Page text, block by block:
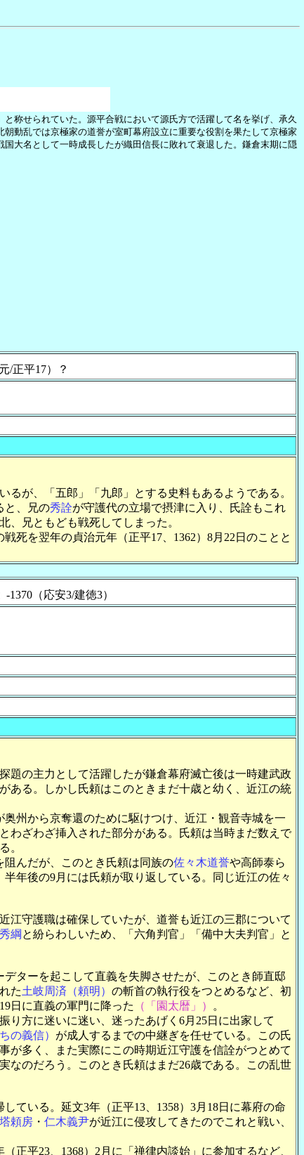
称せられていた。源平合戦において源氏方で活躍して名を挙げ、承久
動乱では京極家の道誉が室町幕府設立に重要な役割を果たして京極家
大名として一時成長したが織田信長に敗れて衰退した。鎌倉末期に隠
/正平17）？
るが、「五郎」「九郎」とする史料もあるようである。
と、兄の秀詮が守護代の立場で摂津に入り、氏詮もこれ
、兄ともども戦死してしまった。
戦死を翌年の貞治元年（正平17、1362）8月22日のことと
-1370（応安3/建徳3）
題の主力として活躍したが鎌倉幕府滅亡後は一時建武政
ある。しかし氏頼はこのときまだ十歳と幼く、近江の統
奥州から京奪還のために駆けつけ、近江・観音寺城を一
とわざわざ挿入された部分がある。氏頼は当時まだ数えで
。
阻んだが、このとき氏頼は同族の佐々木道誉や高師泰ら
年後の9月には氏頼が取り返している。同じ近江の佐々
江守護職は確保していたが、道誉も近江の三郡について
秀綱 と紛らわしいため、「六角判官」「備中大夫判官」と
デターを起こして直義を失脚させたが、このとき師直邸
た土岐周済（頼明） の斬首の執行役をつとめるなど、初
日に直義の軍門に降った
（「園太暦」）
。
方に迷いに迷い、迷ったあげく6月25日に出家して
の義信） が成人するまでの中継ぎを任せている。この氏
が多く、また実際にこの時期近江守護を信詮がつとめて
なのだろう。このとき氏頼はまだ26歳である。この乱世
ている。延文3年（正平13、1358）3月18日に幕府の命
頼房 ・ 仁木義尹が近江に侵攻してきたのでこれと戦い、
正平23、1368）2月に「禅律内談始」に参加するなど、